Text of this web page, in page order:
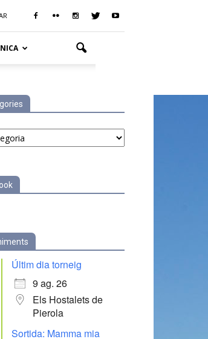
Últim dia torneig
9 ag. 26
Els Hostalets de
Pierola
Sortida: Mamma mia